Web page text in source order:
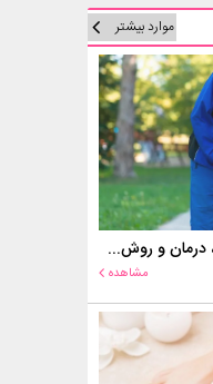
موارد بیشتر
بی اختیاری ادرار سالمندان؛ علت، درمان و روش‌های کنترل در منزل
مشاهده